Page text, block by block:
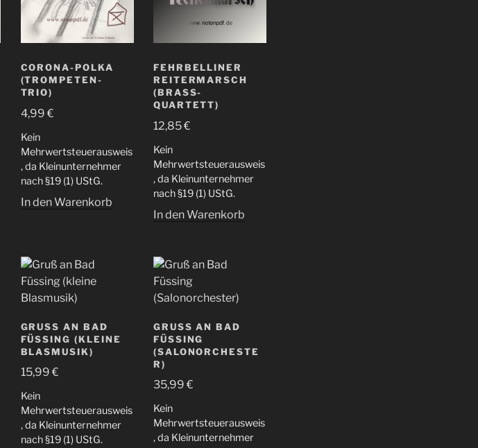
CORONA-POLKA
(TROMPETEN-
TRIO)
4,99€
Kein
Mehrwertsteuerausweis
, da Kleinunternehmer
nach §19 (1) UStG.
In den Warenkorb
FEHRBELLINER
REITERMARSCH
(BRASS-
QUARTETT)
12,85€
Kein
Mehrwertsteuerausweis
, da Kleinunternehmer
nach §19 (1) UStG.
In den Warenkorb
GRUSS AN BAD F
ÜSSING (KLEINE B
LASMUSIK)
15,99€
Kein
Mehrwertsteuerausweis
, da Kleinunternehmer
nach §19 (1) UStG.
GRUSS AN BAD F
ÜSSING (
SALONORCHESTER
)
35,99€
Kein
Mehrwertsteuerausweis
, da Kleinunternehmer